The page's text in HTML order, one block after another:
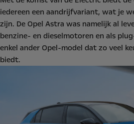
iedereen een aandrijfvariant, wat je
zijn. De Opel Astra was namelijk al
benzine- en dieselmotoren en als
enkel ander Opel-model dat zo veel
biedt.